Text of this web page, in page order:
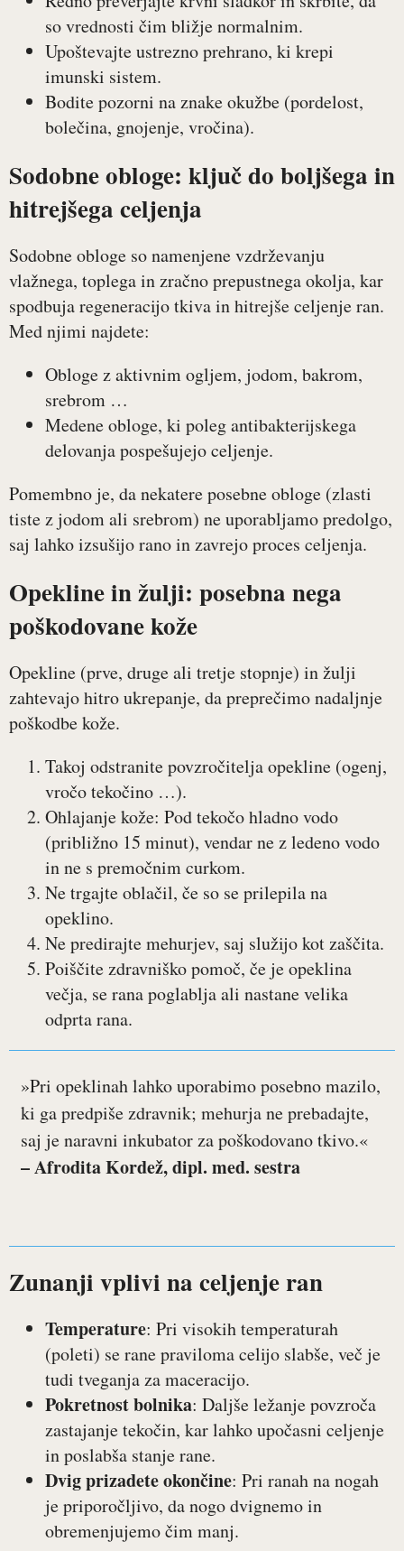
so vrednosti čim bližje normalnim.
Upoštevajte ustrezno prehrano, ki krepi
imunski sistem.
Bodite pozorni na znake okužbe (pordelost,
bolečina, gnojenje, vročina).
Sodobne obloge: ključ do boljšega in
hitrejšega celjenja
Sodobne obloge so namenjene vzdrževanju
vlažnega, toplega in zračno prepustnega okolja, kar
spodbuja regeneracijo tkiva in hitrejše celjenje ran.
Med njimi najdete:
Obloge z aktivnim ogljem, jodom, bakrom,
srebrom …
Medene obloge, ki poleg antibakterijskega
delovanja pospešujejo celjenje.
Pomembno je, da nekatere posebne obloge (zlasti
tiste z jodom ali srebrom) ne uporabljamo predolgo,
saj lahko izsušijo rano in zavrejo proces celjenja.
Opekline in žulji: posebna nega
poškodovane kože
Opekline (prve, druge ali tretje stopnje) in žulji
zahtevajo hitro ukrepanje, da preprečimo nadaljnje
poškodbe kože.
Takoj odstranite povzročitelja opekline (ogenj,
vročo tekočino …).
Ohlajanje kože: Pod tekočo hladno vodo
(približno 15 minut), vendar ne z ledeno vodo
in ne s premočnim curkom.
Ne trgajte oblačil, če so se prilepila na
opeklino.
Ne predirajte mehurjev, saj služijo kot zaščita.
Poiščite zdravniško pomoč, če je opeklina
večja, se rana poglablja ali nastane velika
odprta rana.
»Pri opeklinah lahko uporabimo posebno mazilo,
ki ga predpiše zdravnik; mehurja ne prebadajte,
saj je naravni inkubator za poškodovano tkivo.«
– Afrodita Kordež, dipl. med. sestra
Zunanji vplivi na celjenje ran
Temperature: Pri visokih temperaturah
(poleti) se rane praviloma celijo slabše, več je
tudi tveganja za maceracijo.
Pokretnost bolnika: Daljše ležanje povzroča
zastajanje tekočin, kar lahko upočasni celjenje
in poslabša stanje rane.
Dvig prizadete okončine: Pri ranah na nogah
je priporočljivo, da nogo dvignemo in
obremenjujemo čim manj.